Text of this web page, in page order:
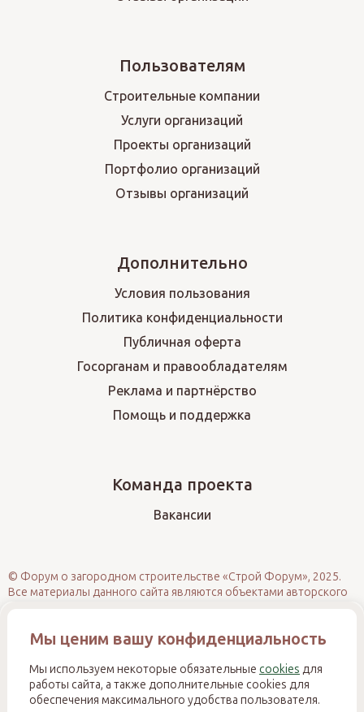
Пользователям
Строительные компании
Услуги организаций
Проекты организаций
Портфолио организаций
Отзывы организаций
Дополнительно
Условия пользования
Политика конфиденциальности
Публичная оферта
Госорганам и правообладателям
Реклама и партнёрство
Помощь и поддержка
Команда проекта
Вакансии
© Форум о загородном строительстве «Строй Форум», 2025.
Все материалы данного сайта являются объектами авторского
сайтах и ресурсах в Интернете) или иное использование
правообладателя. При полном или частичном использовании
материалов обязательно размещение активной прямой
гиперссылки на источник. Несанкционированное
Мы ценим вашу конфиденциальность
Мы используем некоторые обязательные cookies для
работы сайта, а также дополнительные cookies для
обеспечения максимального удобства пользователя.